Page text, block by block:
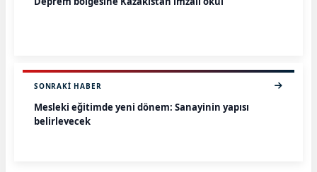
SONRAKI HABER
Mesleki eğitimde yeni dönem: Sanayinin yapısı
belirleyecek